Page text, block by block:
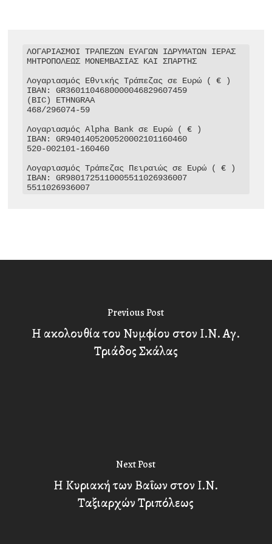
ΛΟΓΑΡΙΑΣΜΟΙ ΤΡΑΠΕΖΩΝ ΕΥΑΓΩΝ ΙΔΡΥΜΑΤΩΝ ΙΕΡΑΣ
ΜΗΤΡΟΠΟΛΕΩΣ ΜΟΝΕΜΒΑΣΙΑΣ ΚΑΙ ΣΠΑΡΤΗΣ
Λογαριασμός Εθνικής Τράπεζας σε Ευρώ ( € )
IBAN: GR3601104680000046829607459
(BIC) ETHNGRAA
468/296074-59
Λογαριασμός Alpha Bank σε Ευρώ ( € )
IBAN: GR9401405200520002101160460
520-002101-160460
Λογαριασμός Τράπεζας Πειραιώς σε Ευρώ ( € )
IBAN: GR9801725110005511026936007
5511026936007
Previous Post
Η ακολουθία του Νυμφίου στον Ι.Ν. Αγ.
Τριάδος Σκάλας
Next Post
Η Κυριακή των Βαΐων στον Ι.Ν.
Ταξιαρχών Τριπόλεως